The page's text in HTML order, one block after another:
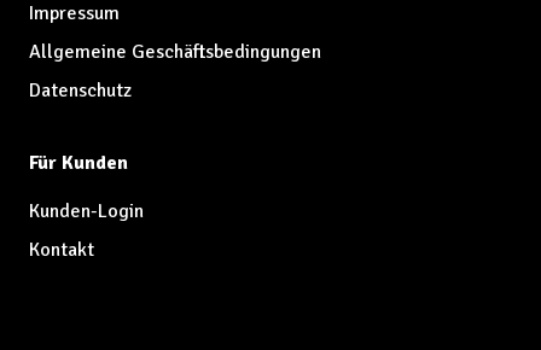
Impressum
Allgemeine Geschäftsbedingungen
Datenschutz
Für Kunden
Kunden-Login
Kontakt